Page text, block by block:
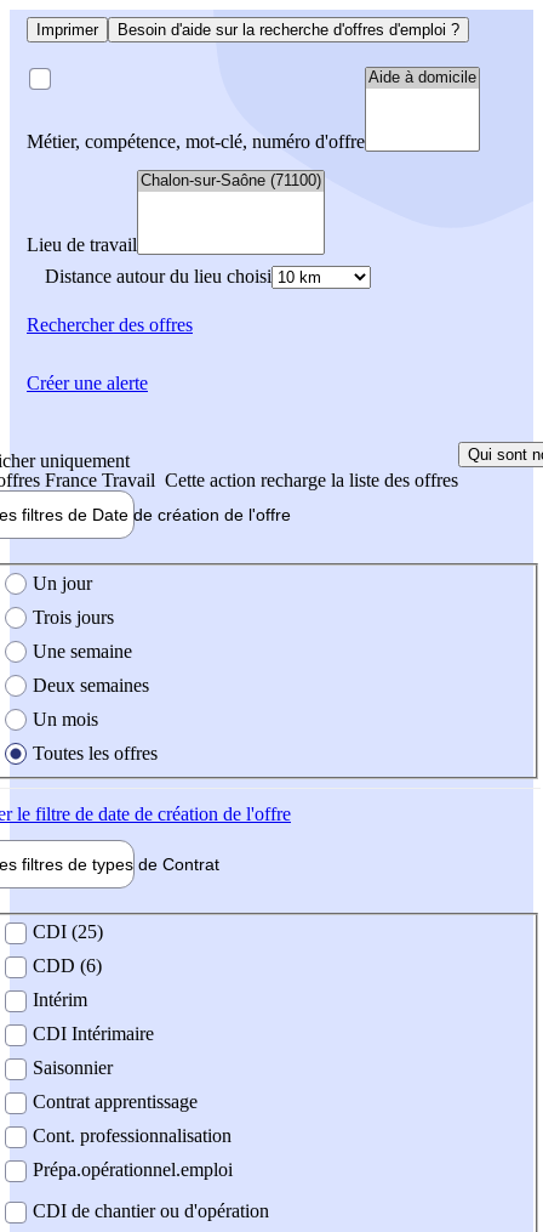
Imprimer Besoin d'aide sur la recherche d'offres d'emploi ?
Métier, compétence, mot-clé, numéro d'offre
Lieu de travail
Distance autour du lieu choisi
Rechercherdes offres
uniquement
France Travail Cette action recharge la liste des offres
Qui sont
filtres de Date de création de l'offre
création de l'offre
Un jour
Trois jours
Une semaine
Deux semaines
Un mois
Toutes les offres
le filtre de date de création de l'offre
filtres de types de Contrat
contrat
CDI (25)
CDD (6)
Intérim
CDI Intérimaire
Saisonnier
Contrat apprentissage
Cont. professionnalisation
Prépa.opérationnel.emploi
CDI de chantier ou d'opération
Créer une alerte